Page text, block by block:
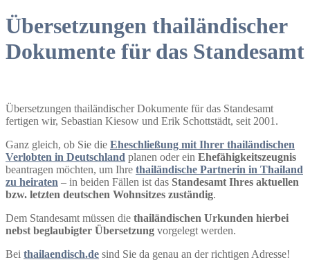
Übersetzungen thailändischer
Dokumente für das Standesamt
Übersetzungen thailändischer Dokumente für das Standesamt
fertigen wir, Sebastian Kiesow und Erik Schottstädt, seit 2001.
Ganz gleich, ob Sie die Eheschließung mit Ihrer thailändischen
Verlobten in Deutschland planen oder ein Ehefähigkeitszeugnis
beantragen möchten, um Ihre thailändische Partnerin in Thailand
zu heiraten – in beiden Fällen ist das Standesamt Ihres aktuellen
bzw. letzten deutschen Wohnsitzes zuständig.
Dem Standesamt müssen die thailändischen Urkunden hierbei
nebst beglaubigter Übersetzung vorgelegt werden.
Bei thailaendisch.de sind Sie da genau an der richtigen Adresse!